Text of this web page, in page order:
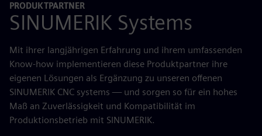
PRODUKTPARTNER
SINUMERIK Systems
Mit ihrer langjährigen Erfahrung und ihrem umfassenden
Know-how implementieren diese Produktpartner ihre
eigenen Lösungen als Ergänzung zu unseren offenen
SINUMERIK CNC systems — und sorgen so für ein hohes
Maß an Zuverlässigkeit und Kompatibilität im
Produktionsbetrieb mit SINUMERIK.